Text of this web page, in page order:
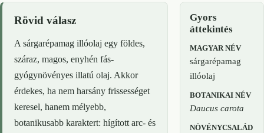
Rövid válasz
A sárgarépamag illóolaj egy földes,
száraz, magos, enyhén fás-
gyógynövényes illatú olaj. Akkor
érdekes, ha nem harsány frissességet
keresel, hanem mélyebb,
botanikusabb karaktert: hígított arc- és
Gyors
áttekintés
MAGYAR NÉV
sárgarépamag
illóolaj
BOTANIKAI NÉV
Daucus carota
NÖVÉNYCSALÁD